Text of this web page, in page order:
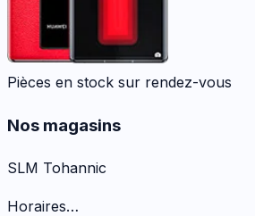
Pièces en stock sur rendez-vous
Nos magasins
SLM Tohannic
Horaires…